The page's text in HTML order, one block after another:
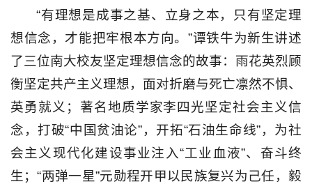
“有理想是成事之基、立身之本，只有坚定理
想信念，才能把牢根本方向。”谭铁牛为新生讲述
了三位南大校友坚定理想信念的故事：雨花英烈顾
衡坚定共产主义理想，面对折磨与死亡凛然不惧、
英勇就义；著名地质学家李四光坚定社会主义信
念，打破“中国贫油论”，开拓“石油生命线”，为社
会主义现代化建设事业注入“工业血液”、奋斗终
生；“两弹一星”元勋程开甲以民族复兴为己任，毅